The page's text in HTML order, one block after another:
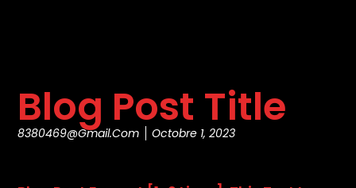
Blog Post Title
8380469@gmail.com Octobre 1, 2023